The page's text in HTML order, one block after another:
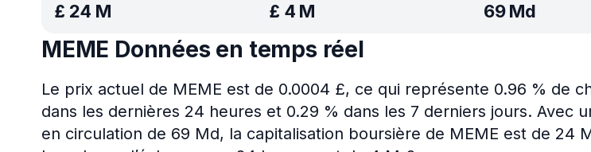
£ 24 M £ 4 M 69 Md
MEME Données en temps réel
Le prix actuel de MEME est de 0.0004 £, ce qui représente 0.96 % de
dans les dernières 24 heures et 0.29 % dans les 7 derniers jours. Avec
en circulation de 69 Md, la capitalisation boursière de MEME est de 24